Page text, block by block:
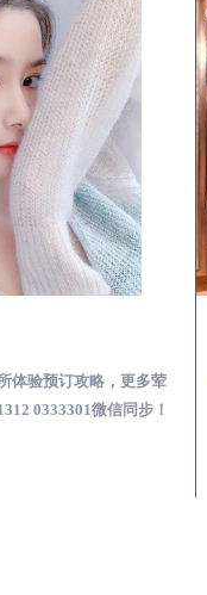
体验预订攻略，更多荤
0333301微信同步！